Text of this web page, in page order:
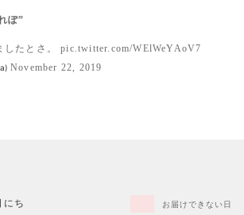
ぽ”
したとさ。pic.twitter.com/WElWeYAoV7
November 22, 2019
にち お届けできない日